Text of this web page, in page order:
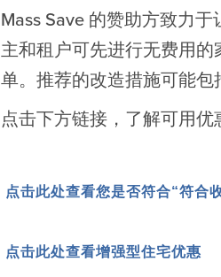
Mass Save 的赞助方致力
主和租户可先进行无费用
单。推荐的改造措施可能包
点击下方链接，了解可用优
点击此处查看您是否符合“符合
点击此处查看增强型住宅优惠